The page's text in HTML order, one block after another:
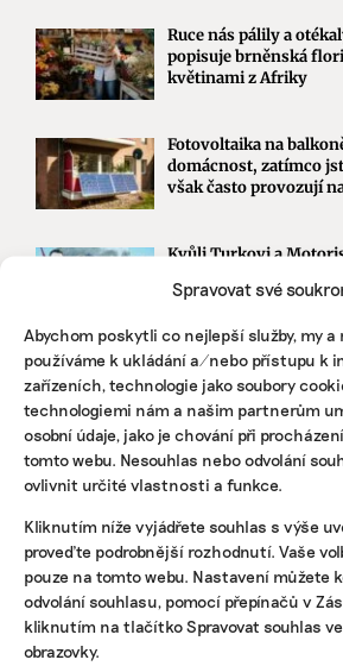
Spravovat své
Abychom poskytli co nejlepší služby, my
používáme k ukládání a/nebo přístupu k
zařízeních, technologie jako soubory
technologiemi nám a našim partnerům
osobní údaje, jako je chování při
tomto webu. Nesouhlas nebo odvolání
ovlivnit určité vlastnosti a funkce.
Kliknutím níže vyjádřete souhlas s výše
proveďte podrobnější rozhodnutí. Vaše
pouze na tomto webu. Nastavení můžete
odvolání souhlasu, pomocí přepínačů v
kliknutím na tlačítko Spravovat souhlas
obrazovky.
Ruce nás pálily a
popisuje brněnská
květinami z Afriky
Fotovoltaika na
domácnost, zatímco
však často provozují
Kvůli Turkovi a
akcelerační zóny i
STÁHNĚTE SI NAŠE E-BOOKY